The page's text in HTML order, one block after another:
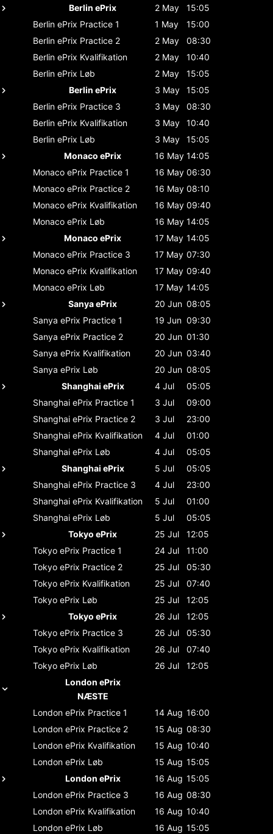
Berlin ePrix
2 May
15:05
Berlin ePrix Practice 1 1 May
15:00
Berlin ePrix Practice 2 2 May
08:30
Berlin ePrix Kvalifikation 2 May
10:40
Berlin ePrix Løb 2 May
15:05
Berlin ePrix
3 May
15:05
Berlin ePrix Practice 3 3 May
08:30
Berlin ePrix Kvalifikation 3 May
10:40
Berlin ePrix Løb 3 May
15:05
Monaco ePrix
16 May 14:05
Monaco ePrix Practice 1 16 May 06:30
Monaco ePrix Practice 2 16 May 08:10
Monaco ePrix Kvalifikation 16 May 09:40
Monaco ePrix Løb 16 May 14:05
Monaco ePrix
17 May 14:05
Monaco ePrix Practice 3 17 May 07:30
Monaco ePrix Kvalifikation 17 May 09:40
Monaco ePrix Løb 17 May 14:05
Sanya ePrix
20 Jun 08:05
Sanya ePrix Practice 1 19 Jun 09:30
Sanya ePrix Practice 2 20 Jun 01:30
Sanya ePrix Kvalifikation 20 Jun 03:40
Sanya ePrix Løb 20 Jun 08:05
Shanghai ePrix
4 Jul
05:05
Shanghai ePrix Practice 1 3 Jul
09:00
Shanghai ePrix Practice 2 3 Jul
23:00
Shanghai ePrix Kvalifikation 4 Jul
01:00
Shanghai ePrix Løb 4 Jul
05:05
Shanghai ePrix
5 Jul
05:05
Shanghai ePrix Practice 3 4 Jul
23:00
Shanghai ePrix Kvalifikation 5 Jul
01:00
Shanghai ePrix Løb 5 Jul
05:05
Tokyo ePrix
25 Jul
12:05
Tokyo ePrix Practice 1 24 Jul
11:00
Tokyo ePrix Practice 2 25 Jul
05:30
Tokyo ePrix Kvalifikation 25 Jul
07:40
Tokyo ePrix Løb 25 Jul
12:05
Tokyo ePrix
26 Jul
12:05
Tokyo ePrix Practice 3 26 Jul
05:30
Tokyo ePrix Kvalifikation 26 Jul
07:40
Tokyo ePrix Løb 26 Jul
12:05
London ePrix
NÆSTE
London ePrix Practice 1 14 Aug 16:00
London ePrix Practice 2 15 Aug 08:30
London ePrix Kvalifikation 15 Aug 10:40
London ePrix Løb 15 Aug 15:05
London ePrix
16 Aug 15:05
London ePrix Practice 3 16 Aug 08:30
London ePrix Kvalifikation 16 Aug 10:40
London ePrix Løb 16 Aug 15:05